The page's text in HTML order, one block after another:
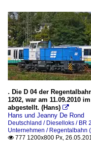
. Die D 04 der
1202, war am 11.09.2010
abgestellt. (Hans) 
Hans und Jeanny De Rond
Deutschland / Dieselloks / BR
Unternehmen / Regentalbahn
 777 1200x800 Px,